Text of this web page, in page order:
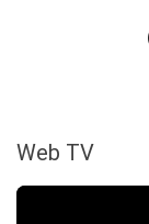
Web TV